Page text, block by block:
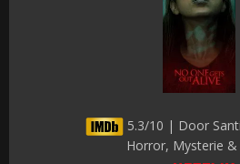
5.3/10 | Door
Horror, Mysterie &